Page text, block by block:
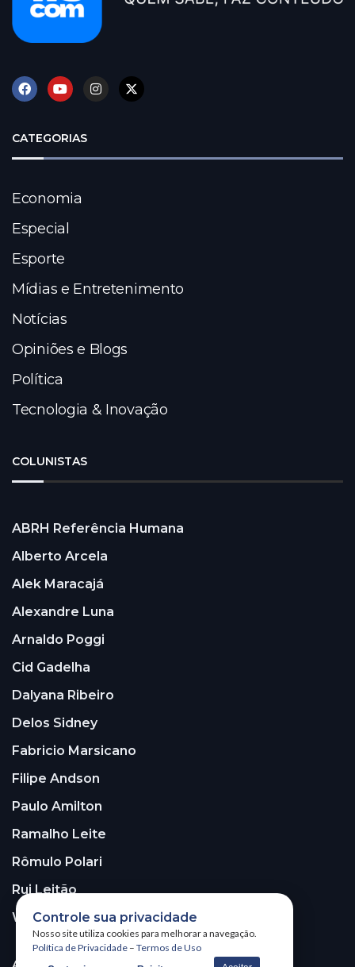
CATEGORIAS
Economia
Especial
Esporte
Mídias e Entretenimento
Notícias
Opiniões e Blogs
Política
Tecnologia & Inovação
COLUNISTAS
ABRH Referência Humana
Alberto Arcela
Alek Maracajá
Alexandre Luna
Arnaldo Poggi
Cid Gadelha
Dalyana Ribeiro
Delos Sidney
Fabricio Marsicano
Filipe Andson
Paulo Amilton
Ramalho Leite
Rômulo Polari
Rui Leitão
Walter Santos
Controle sua privacidade
Nosso site utiliza cookies para melhorar a navegação.
Política de Privacidade – Termos de Uso